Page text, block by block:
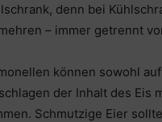
denn bei
– immer getrennt
können sowohl
der Inhalt des Eis
Schmutzige Eier